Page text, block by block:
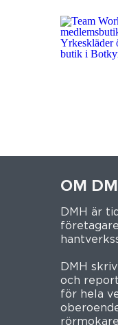
OM
DMH är
DMH
och
för hela